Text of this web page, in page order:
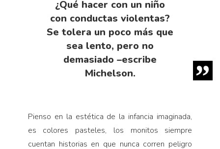
¿Qué hacer con un niño
con conductas violentas?
Se tolera un poco más que
sea lento, pero no
demasiado –escribe
Michelson.
Pienso en la estética de la infancia imaginada,
es colores paste­les, los monitos siempre
cuentan historias en que nunca corren pe­ligro